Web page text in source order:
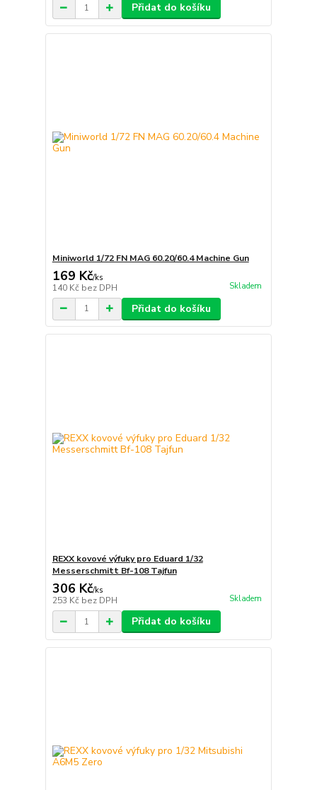
Přidat do košíku
Miniworld 1/72 FN MAG 60.20/60.4 Machine Gun
169 Kč/ks
140 Kč bez DPH Skladem
Přidat do košíku
REXX kovové výfuky pro Eduard 1/32
Messerschmitt Bf-108 Tajfun
306 Kč/ks
253 Kč bez DPH Skladem
Přidat do košíku